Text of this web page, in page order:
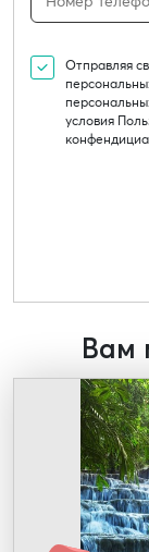
Отправляя
условия
Вам